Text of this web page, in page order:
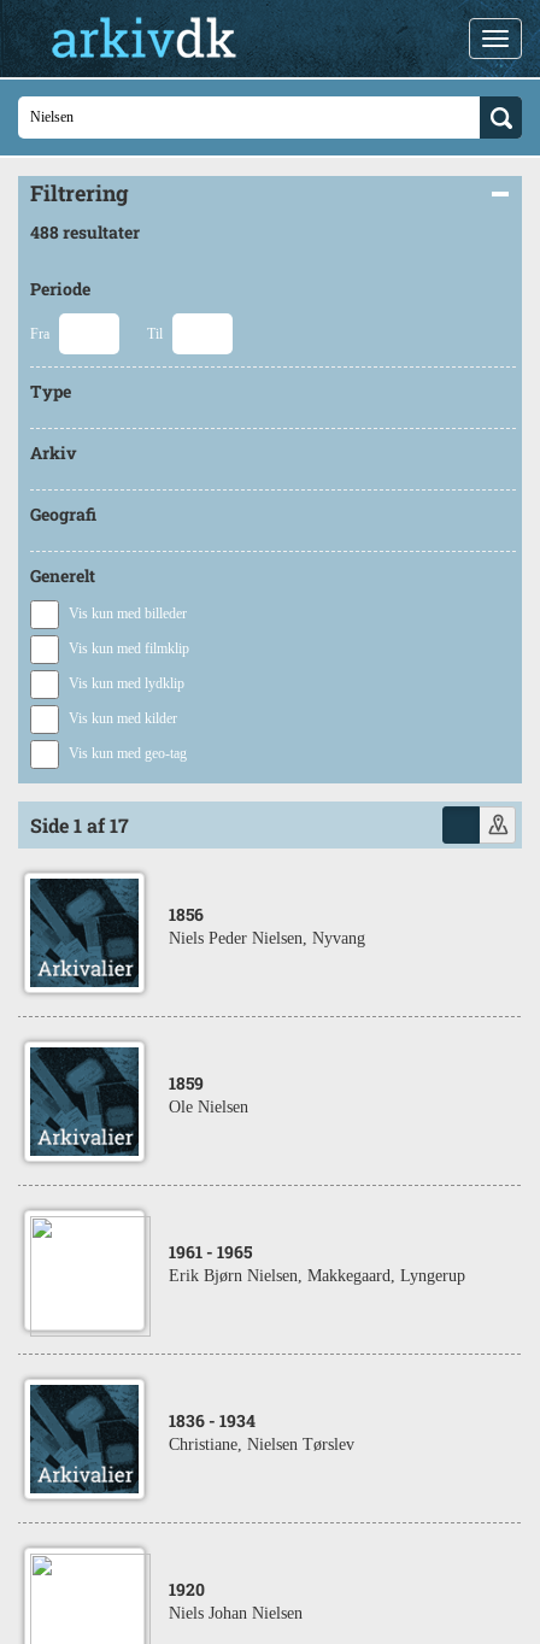
Filtrering
488 resultater
Periode
Fra Til
Type
Arkiv
Geografi
Generelt
Vis kun med billeder
Vis kun med filmklip
Vis kun med lydklip
Vis kun med kilder
Vis kun med geo-tag
Side 1 af 17
1856
Niels Peder Nielsen, Nyvang
1859
Ole Nielsen
1961 - 1965
Erik Bjørn Nielsen, Makkegaard, Lyngerup
1836 - 1934
Christiane, Nielsen Tørslev
1920
Niels Johan Nielsen